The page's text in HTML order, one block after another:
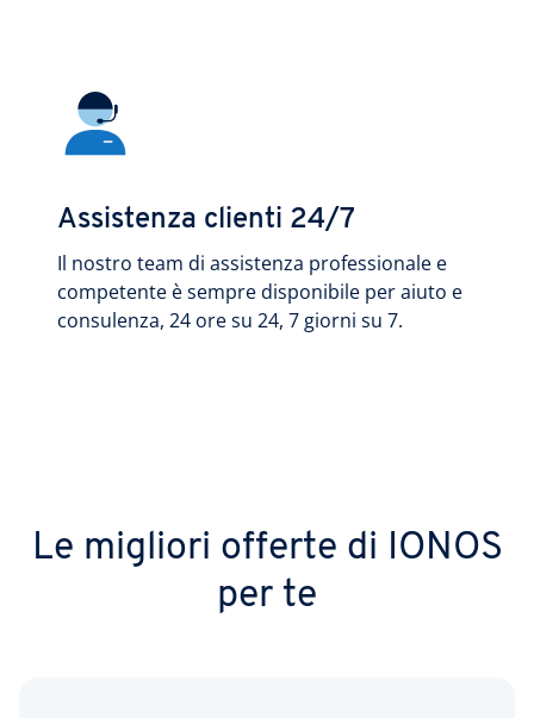
Assistenza clienti 24/7
Il nostro team di assistenza professionale e
competente è sempre disponibile per aiuto e
consulenza, 24 ore su 24, 7 giorni su 7.
Le migliori offerte di IONOS
per te